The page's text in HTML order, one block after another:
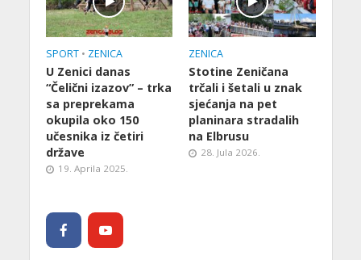
SPORT • ZENICA
U Zenici danas
“Čelični izazov” – trka
sa preprekama
okupila oko 150
učesnika iz četiri
države
19. Aprila 2025.
ZENICA
Stotine Zeničana
trčali i šetali u znak
sjećanja na pet
planinara stradalih
na Elbrusu
28. Jula 2026.